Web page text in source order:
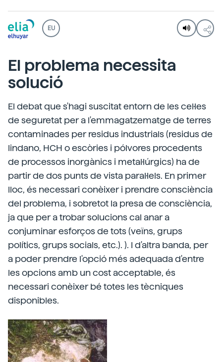
EU
El problema necessita
solució
El debat que s'hagi suscitat entorn de les cel·les
de seguretat per a l'emmagatzematge de terres
contaminades per residus industrials (residus de
lindano, HCH o escòries i pólvores procedents
de processos inorgànics i metal·lúrgics) ha de
partir de dos punts de vista paral·lels. En primer
lloc, és necessari conèixer i prendre consciència
del problema, i sobretot la presa de consciència,
ja que per a trobar solucions cal anar a
conjuminar esforços de tots (veïns, grups
polítics, grups socials, etc.). ). I d'altra banda, per
a poder prendre l'opció més adequada d'entre
les opcions amb un cost acceptable, és
necessari conèixer bé totes les tècniques
disponibles.